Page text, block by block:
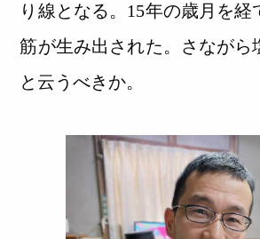
り線となる。15年の歳月を経
筋が生み出された。さながら
と云うべきか。